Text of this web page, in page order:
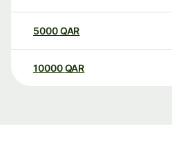
5000QAR
10000 QAR